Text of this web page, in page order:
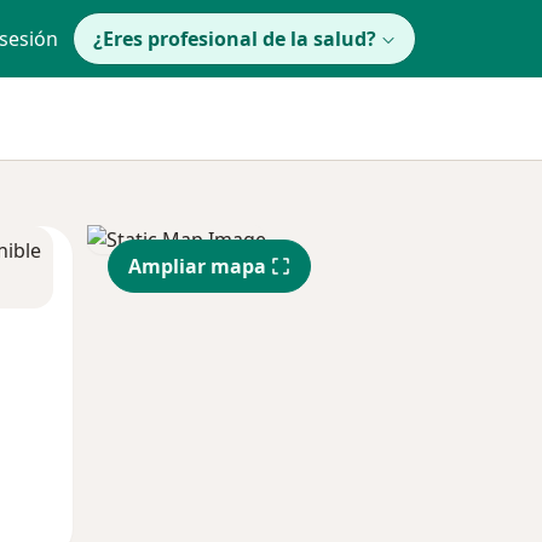
¿Eres profesional de la salud?
Ampliar mapa